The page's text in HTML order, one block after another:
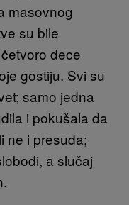
masovnog
su bile
dece
gostiju. Svi su
samo jedna
i pokušala da
ne i presuda;
a slučaj